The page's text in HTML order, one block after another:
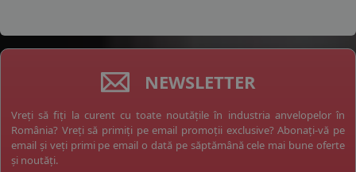
NEWSLETTER
Vreți să fiți la curent cu toate noutățile în industria anvelopelor în
România? Vreți să primiți pe email promoții exclusive? Abonați-vă pe
email și veți primi pe email o dată pe săptămână cele mai bune oferte
și noutăți.